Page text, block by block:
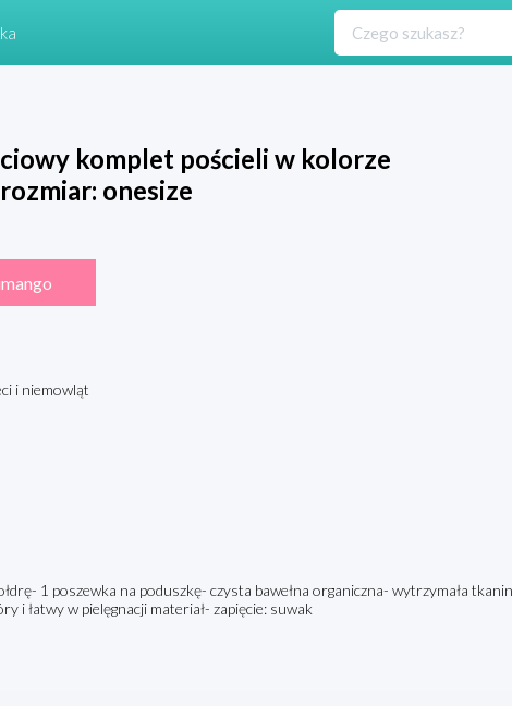
komplet pościeli w kolorze
onesize
i niemowląt
1 poszewka na poduszkę- czysta bawełna organiczna- wytrzymała
i łatwy w pielęgnacji materiał- zapięcie: suwak